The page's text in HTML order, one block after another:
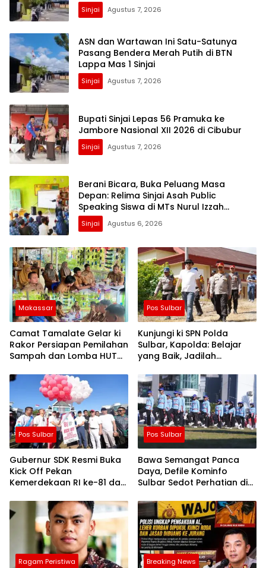
Sinjai Agustus 7, 2026
ASN dan Wartawan Ini Satu-Satunya
Pasang Bendera Merah Putih di BTN
Lappa Mas 1 Sinjai
Sinjai Agustus 7, 2026
Bupati Sinjai Lepas 56 Pramuka ke
Jambore Nasional XII 2026 di Cibubur
Sinjai Agustus 7, 2026
Berani Bicara, Buka Peluang Masa
Depan: Relima Sinjai Asah Public
Speaking Siswa di MTs Nurul Izzah
Kalamisu
Sinjai Agustus 6, 2026
Makassar
Camat Tamalate Gelar ki
Rakor Persiapan Pemilahan
Sampah dan Lomba HUT
Pos Sulbar
Kunjungi ki SPN Polda
Sulbar, Kapolda: Belajar
yang Baik, Jadilah
Rakyat
Pos Sulbar
Gubernur SDK Resmi Buka
Kick Off Pekan
Kemerdekaan RI ke-81 dan
Pos Sulbar
Bawa Semangat Panca
Daya, Defile Kominfo
Sulbar Sedot Perhatian di
Gubernur
Ragam Peristiwa Breaking News